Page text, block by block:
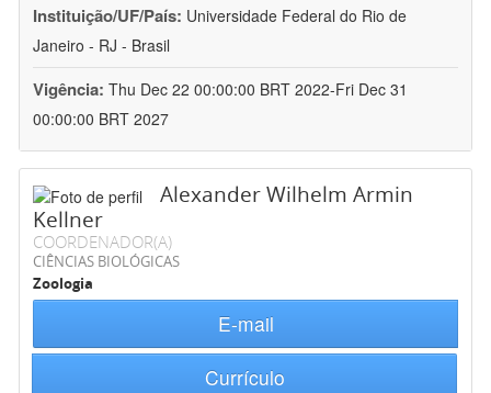
Instituição/UF/País: Universidade Federal do Rio de
Janeiro - RJ - Brasil
Vigência: Thu Dec 22 00:00:00 BRT 2022-Fri Dec 31
00:00:00 BRT 2027
Alexander Wilhelm Armin
Kellner
COORDENADOR(A)
CIÊNCIAS BIOLÓGICAS
Zoologia
E-mail
Currículo